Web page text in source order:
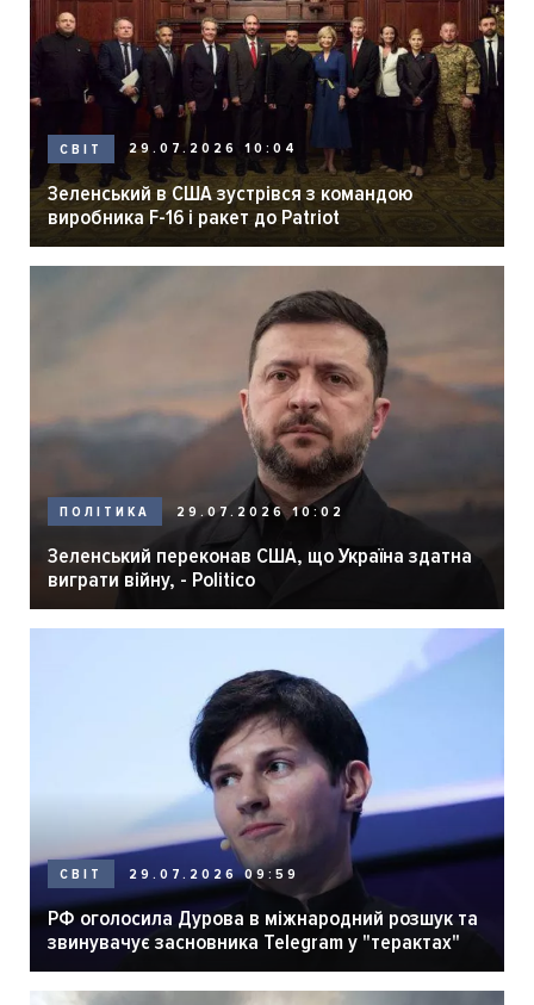
СВІТ 29.07.2026 10:04
Зеленський в США зустрівся з командою
виробника F-16 і ракет до Patriot
ПОЛІТИКА 29.07.2026 10:02
Зеленський переконав США, що Україна здатна
виграти війну, - Politico
СВІТ 29.07.2026 09:59
РФ оголосила Дурова в міжнародний розшук та
звинувачує засновника Telegram у "терактах"